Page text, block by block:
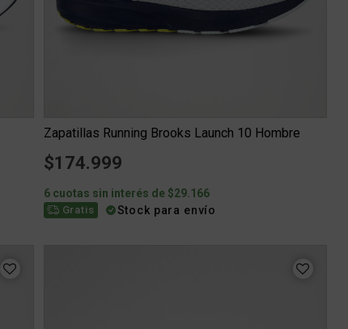
Zapatillas Running Brooks Launch 10 Hombre
$174.999
6 cuotas sin interés de $29.166
Gratis Stock para envío